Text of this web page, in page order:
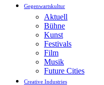
Gegenwartskultur
Aktuell
Bühne
Kunst
Festivals
Film
Musik
Future Cities
Creative Industries